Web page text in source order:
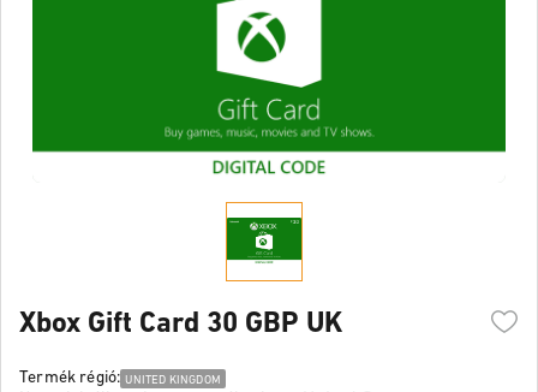
Xbox Gift Card 30 GBP UK
Termék régió: UNITED KINGDOM